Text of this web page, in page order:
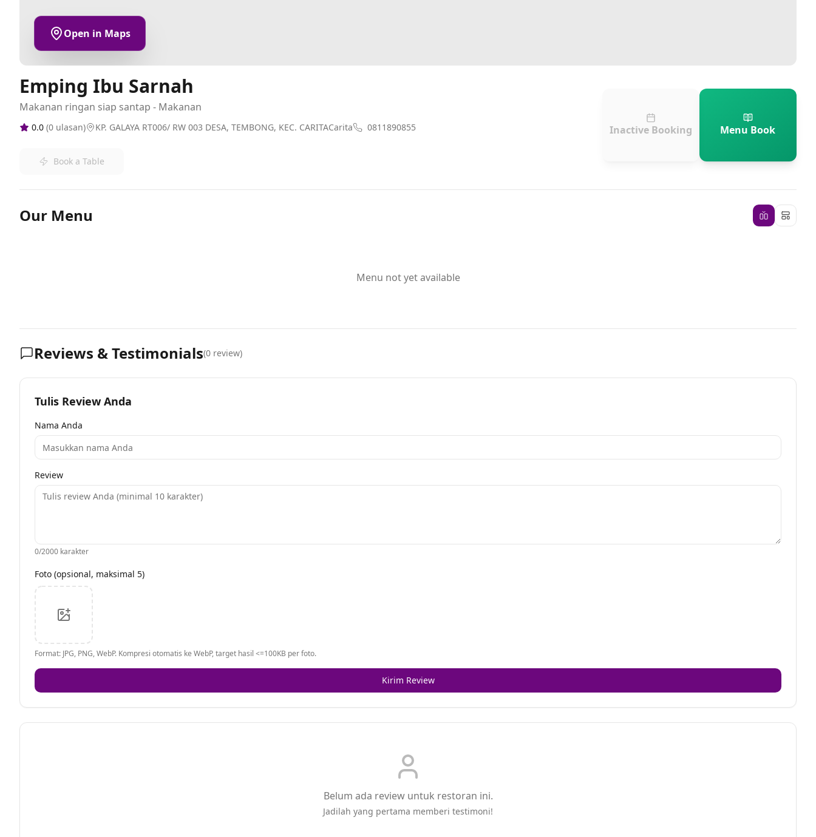
Open in Maps
Emping Ibu Sarnah
Makanan ringan siap santap - Makanan
0.0 (0 ulasan) KP. GALAYA RT006/ RW 003 DESA, TEMBONG, KEC. CARITACarita 0811890855
Book a Table
Inactive Booking Menu Book
Our Menu
Menu not yet available
Reviews & Testimonials(0 review)
Tulis Review Anda
Nama Anda
Review
0/2000 karakter
Foto (opsional, maksimal 5)
Format: JPG, PNG, WebP. Kompresi otomatis ke WebP, target hasil <=100KB per foto.
Kirim Review
Belum ada review untuk restoran ini.
Jadilah yang pertama memberi testimoni!